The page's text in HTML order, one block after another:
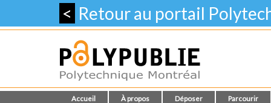
< Retour au portail
Accueil À propos Déposer Parcourir